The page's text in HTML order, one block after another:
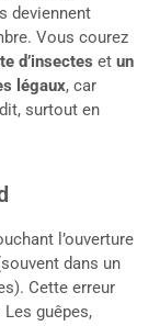
deviennent
Vous courez
d’insectes et un
légaux, car
surtout en
l’ouverture
dans un
Cette erreur
guêpes,